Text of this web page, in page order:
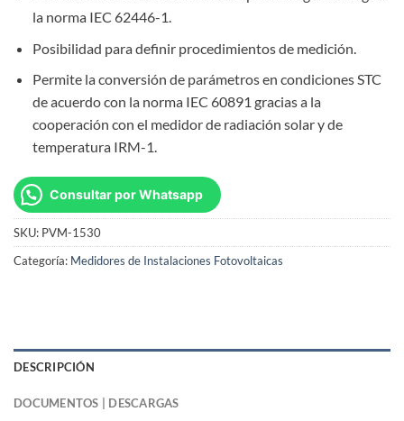
la norma IEC 62446-1.
Posibilidad para definir procedimientos de medición.
Permite la conversión de parámetros en condiciones STC
de acuerdo con la norma IEC 60891 gracias a la
cooperación con el medidor de radiación solar y de
temperatura IRM-1.
Consultar por Whatsapp
SKU: PVM-1530
Categoría: Medidores de Instalaciones Fotovoltaicas
DESCRIPCIÓN
DOCUMENTOS | DESCARGAS